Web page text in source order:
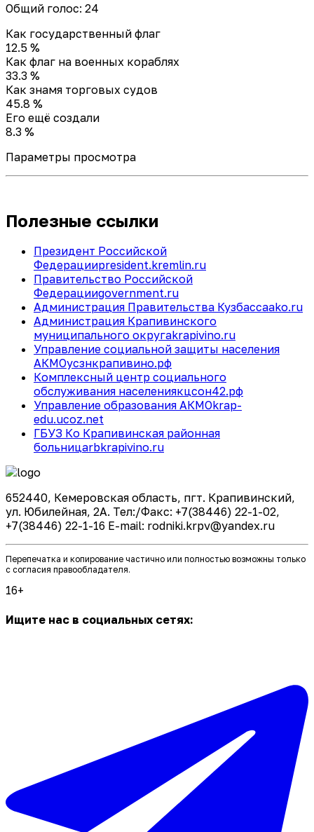
Общий голос: 24
Как государственный флаг
12.5 %
Как флаг на военных кораблях
33.3 %
Как знамя торговых судов
45.8 %
Его ещё создали
8.3 %
Параметры просмотра
Полезные ссылки
Президент Российской
Федерацииpresident.kremlin.ru
Правительство Российской
Федерацииgovernment.ru
Администрация Правительства Кузбассаako.ru
Администрация Крапивинского
муниципального округаkrapivino.ru
Управление социальной защиты населения
АКМОусзнкрапивино.рф
Комплексный центр социального
обслуживания населениякцсон42.рф
Управление образования АКМОkrap-
edu.ucoz.net
ГБУЗ Ко Крапивинская районная
больницаrbkrapivino.ru
652440, Кемеровская область, пгт. Крапивинский,
ул. Юбилейная, 2А. Тел:/Факс: +7(38446) 22-1-02,
+7(38446) 22-1-16 E-mail: rodniki.krpv@yandex.ru
Перепечатка и копирование частично или полностью возможны только
с согласия правообладателя.
16+
Ищите нас в социальных сетях: